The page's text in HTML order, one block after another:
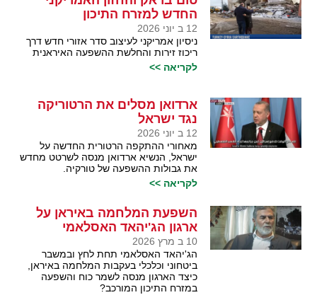
החדש למזרח התיכון
12 ב יוני 2026
ניסיון אמריקני לעיצוב סדר אזורי חדש דרך
ריכוז זירות והחלשת ההשפעה האיראנית
לקריאה >>
ארדואן מסלים את הרטוריקה
נגד ישראל
12 ב יוני 2026
מאחורי ההתקפה הרטורית החדשה על
ישראל, הנשיא ארדואן מנסה לשרטט מחדש
את גבולות ההשפעה של טורקיה.
לקריאה >>
השפעת המלחמה באיראן על
ארגון הג'יהאד האסלאמי
10 ב מרץ 2026
הג'יהאד האסלאמי תחת לחץ ובמשבר
ביטחוני וכלכלי בעקבות המלחמה באיראן,
כיצד הארגון מנסה לשמר כוח והשפעה
במזרח התיכון המורכב?